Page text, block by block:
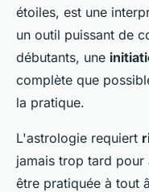
étoiles, est une
un outil puissant de
débutants, une
complète que
la pratique.
L'astrologie requiert
jamais trop tard
être pratiquée à tout